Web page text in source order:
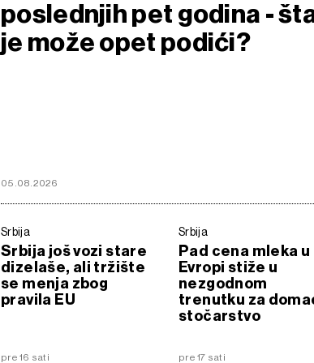
poslednjih pet godina -
je može opet podići?
05.08.2026
Srbija
Srbija još vozi stare
dizelaše, ali tržište
se menja zbog
pravila EU
pre 16 sati
Srbija
Pad cena mleka u
Evropi stiže u
nezgodnom
trenutku za
stočarstvo
pre 17 sati